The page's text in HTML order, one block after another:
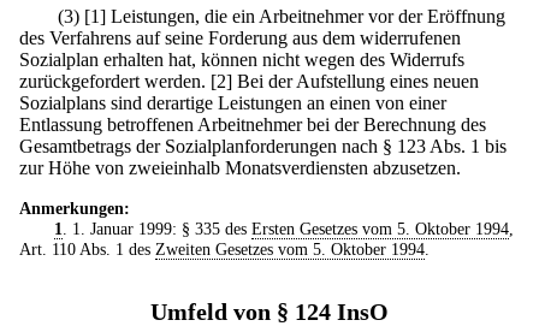
(3) [1] Leistungen, die ein Arbeitnehmer vor der Eröffnung
des Verfahrens auf seine Forderung aus dem widerrufenen
Sozialplan erhalten hat, können nicht wegen des Widerrufs
zurückgefordert werden. [2] Bei der Aufstellung eines neuen
Sozialplans sind derartige Leistungen an einen von einer
Entlassung betroffenen Arbeitnehmer bei der Berechnung des
Gesamtbetrags der Sozialplanforderungen nach § 123 Abs. 1 bis
zur Höhe von zweieinhalb Monatsverdiensten abzusetzen.
Anmerkungen:
1
. 1. Januar 1999: § 335 des Ersten Gesetzes vom 5. Oktober 1994,
Art. 110 Abs. 1 des Zweiten Gesetzes vom 5. Oktober 1994
Umfeld von § 124 InsO